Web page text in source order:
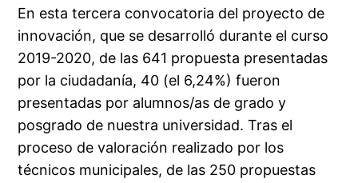
En esta tercera convocatoria del proyecto de
innovación, que se desarrolló durante el curso
2019-2020, de las 641 propuesta presentadas
por la ciudadanía, 40 (el 6,24%) fueron
presentadas por alumnos/as de grado y
posgrado de nuestra universidad. Tras el
proceso de valoración realizado por los
técnicos municipales, de las 250 propuestas